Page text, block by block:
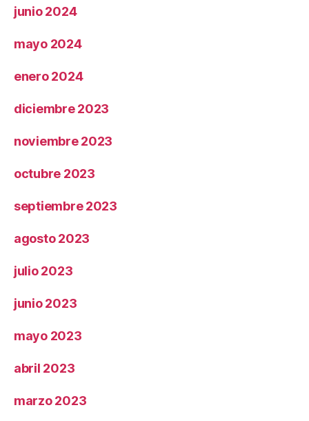
junio 2024
mayo 2024
enero 2024
diciembre 2023
noviembre 2023
octubre 2023
septiembre 2023
agosto 2023
julio 2023
junio 2023
mayo 2023
abril 2023
marzo 2023